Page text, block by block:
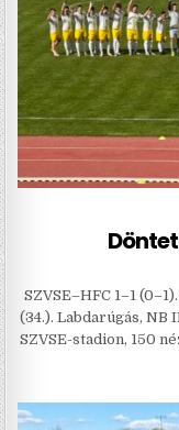
SZVSE–HFC 1–1
(34.). Labdarúgás, NB
SZVSE-stadion, 150